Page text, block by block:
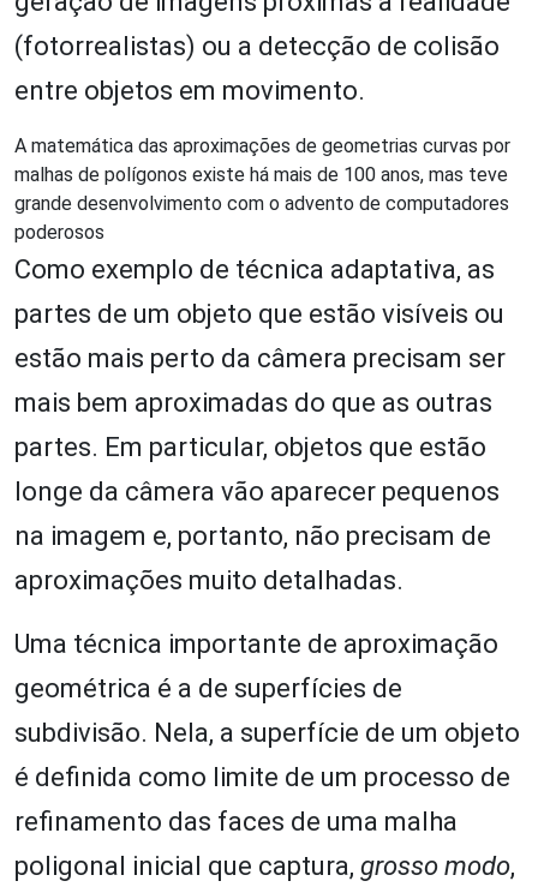
(fotorrealistas) ou a detecção de colisão
entre objetos em movimento.
A matemática das aproximações de geometrias curvas por
malhas de polígonos existe há mais de 100 anos, mas teve
grande desenvolvimento com o advento de computadores
poderosos
Como exemplo de técnica adaptativa, as
partes de um objeto que estão visíveis ou
estão mais perto da câmera precisam ser
mais bem aproximadas do que as outras
partes. Em particular, objetos que estão
longe da câmera vão aparecer pequenos
na imagem e, portanto, não precisam de
aproximações muito detalhadas.
Uma técnica importante de aproximação
geométrica é a de superfícies de
subdivisão. Nela, a superfície de um objeto
é definida como limite de um processo de
refinamento das faces de uma malha
poligonal inicial que captura, grosso modo,